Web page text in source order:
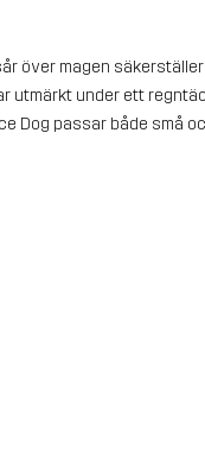
över magen
utmärkt under ett
Dog passar både små